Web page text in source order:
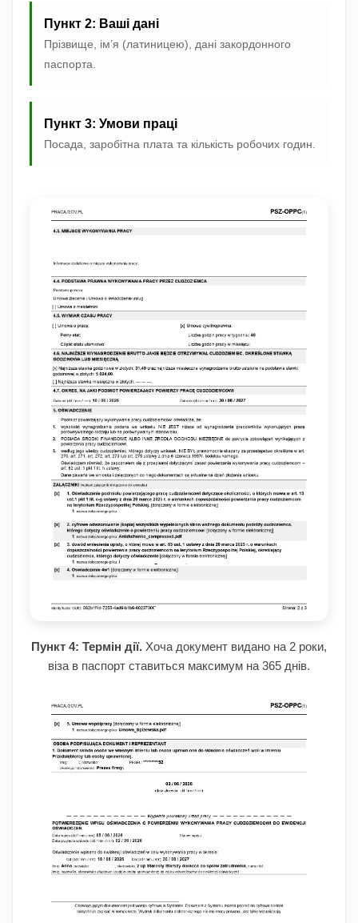
Пункт 2: Ваші дані
Прізвище, ім’я (латиницею), дані закордонного
паспорта.
Пункт 3: Умови праці
Посада, заробітна плата та кількість робочих годин.
Пункт 4: Термін дії. Хоча документ видано на 2 роки,
віза в паспорт ставиться максимум на 365 днів.